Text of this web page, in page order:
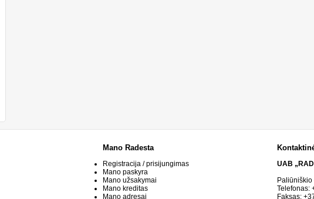
Mano Radesta
Registracija / prisijungimas
Mano paskyra
Mano užsakymai
Mano kreditas
Mano adresai
UAB
Paliūniškio
Telefonas:
Faksas: